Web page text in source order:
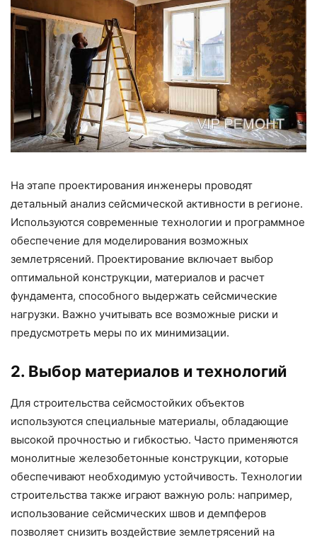
На этапе проектирования инженеры проводят
детальный анализ сейсмической активности в регионе.
Используются современные технологии и программное
обеспечение для моделирования возможных
землетрясений. Проектирование включает выбор
оптимальной конструкции, материалов и расчет
фундамента, способного выдержать сейсмические
нагрузки. Важно учитывать все возможные риски и
предусмотреть меры по их минимизации.
2. Выбор материалов и технологий
Для строительства сейсмостойких объектов
используются специальные материалы, обладающие
высокой прочностью и гибкостью. Часто применяются
монолитные железобетонные конструкции, которые
обеспечивают необходимую устойчивость. Технологии
строительства также играют важную роль: например,
использование сейсмических швов и демпферов
позволяет снизить воздействие землетрясений на